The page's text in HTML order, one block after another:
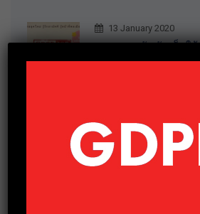
13 January 2020
มอบของขวัญวันเด็กใ
เล็กตำบลเกาะเทโพ จ